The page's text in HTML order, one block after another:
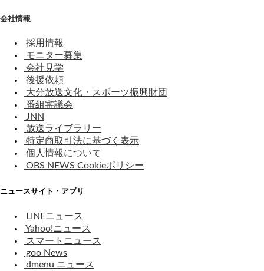
会社情報
採用情報
モニター募集
会社見学
後援依頼
大分放送文化・スポーツ振興財団
番組審議会
JNN
放送ライブラリー
特定商取引法に基づく表示
個人情報について
OBS NEWS Cookieポリシー
ニュースサイト・アプリ
LINEニュース
Yahoo!ニュース
スマートニュース
goo News
dmenu ニュース